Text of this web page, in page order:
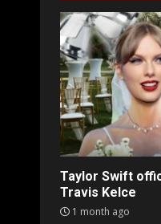
Taylor Swift
Travis Kelce
1 month ago